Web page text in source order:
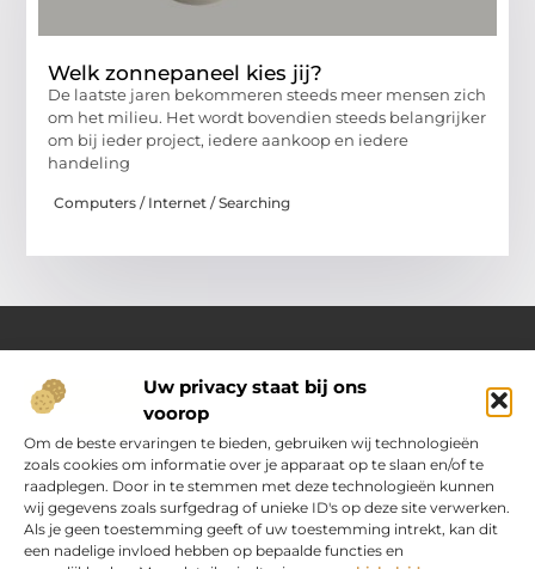
Uw privacy staat bij ons
voorop
Om de beste ervaringen te bieden, gebruiken wij technologieën
zoals cookies om informatie over je apparaat op te slaan en/of te
raadplegen. Door in te stemmen met deze technologieën kunnen
wij gegevens zoals surfgedrag of unieke ID's op deze site verwerken.
Als je geen toestemming geeft of uw toestemming intrekt, kan dit
een nadelige invloed hebben op bepaalde functies en
Welk zonnepaneel kies jij?
De laatste jaren bekommeren steeds meer mensen zich
om het milieu. Het wordt bovendien steeds belangrijker
om bij ieder project, iedere aankoop en iedere
handeling
Computers / Internet / Searching
Over Oranje-web.nl
Dé plek voor praktische inzichten en dagelijkse inspiratie
Verken een gevarieerd aanbod aan artikelen en blogs
boordevol handige tips, slimme ideeën en verrassende
inzichten. Alles om jouw dagelijks leven nét wat eenvoudiger
en leuker te maken.
Main Links